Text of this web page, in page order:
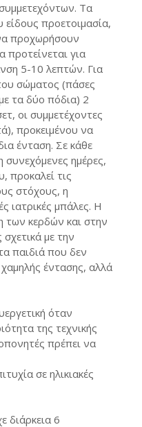
Τα
προετοιμασία,
προχωρήσουν
για
5-10 λεπτών. Για
σώματος (πάσες
τα δύο πόδια) 2
οι συμμετέχοντες
προκειμένου να
ένταση. Σε κάθε
ημέρες,
προκαλεί τις
στόχους, η
ιατρικές μπάλες. Η
των κερδών και στην
με την
παιδιά που δεν
έντασης, αλλά
όταν
της τεχνικής
πρέπει να
σε ηλικιακές
διάρκεια 6